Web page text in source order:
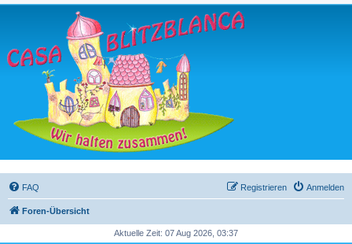
FAQ Anmelden
Registrieren
Foren-Übersicht
Aktuelle Zeit: 07 Aug 2026, 03:37